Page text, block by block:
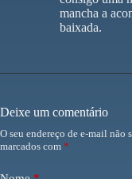
mancha a
baixada.
Deixe um comentário
O seu endereço de e-mail não
marcados com *